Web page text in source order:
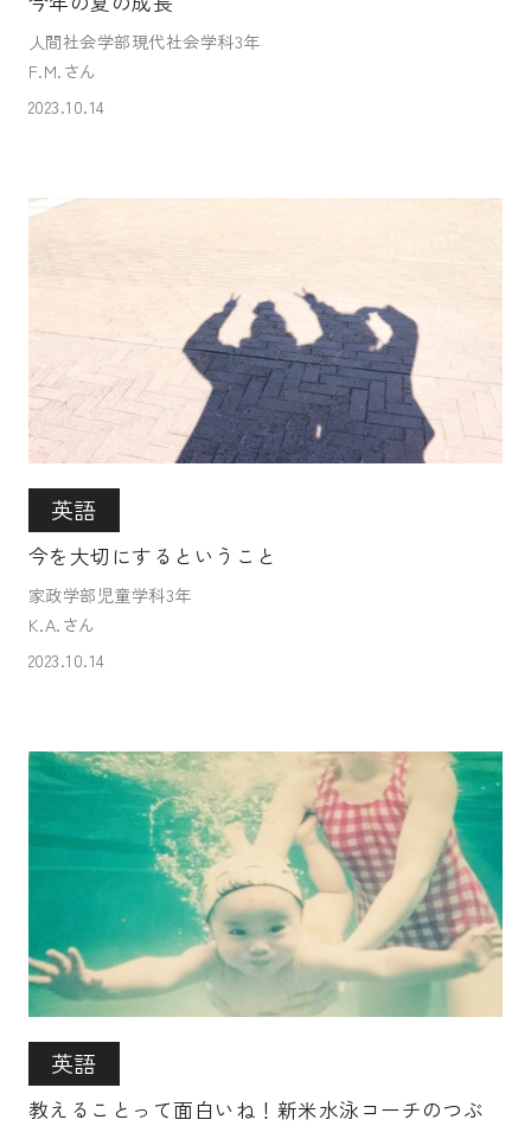
人間社会学部現代社会学科3年
F.M.さん
2023.10.14
英語
今を大切にするということ
家政学部児童学科3年
K.A.さん
2023.10.14
英語
教えることって面白いね！新米水泳コーチのつぶ